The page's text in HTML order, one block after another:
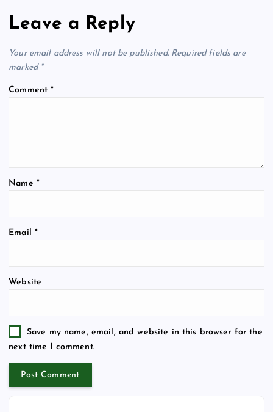
Leave a Reply
Your email address will not be published. Required fields are
marked *
Comment*
Name *
Email *
Website
Save my name, email, and website in this browser for the
next time I comment.